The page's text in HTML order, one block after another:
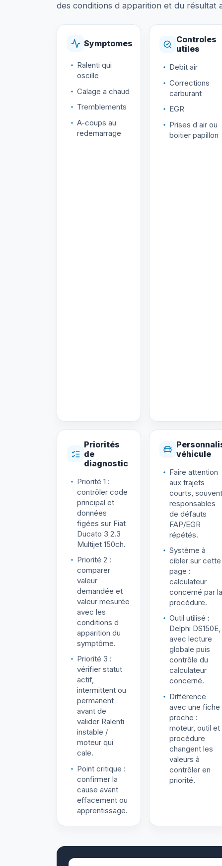
des conditions d apparition et du résultat
Symptomes
Ralenti qui
oscille
Calage a chaud
Tremblements
A-coups au
redemarrage
Controles
utiles
Debit air
Corrections
carburant
EGR
Prises d air ou
boitier papillon
Priorités
de
diagnostic
Priorité 1 :
contrôler code
principal et
données
figées sur Fiat
Ducato 3 2.3
Multijet 150ch.
Priorité 2 :
comparer
valeur
demandée et
valeur mesurée
avec les
conditions d
apparition du
symptôme.
Priorité 3 :
vérifier statut
actif,
intermittent ou
permanent
avant de
valider Ralenti
instable /
moteur qui
cale.
Point critique :
confirmer la
cause avant
effacement ou
apprentissage.
véhicule
Faire attention
aux trajets
courts, souvent
responsables
de défauts
FAP/EGR
répétés.
Système à
cibler sur cette
page :
calculateur
concerné par la
procédure.
Outil utilisé :
Delphi DS150E,
avec lecture
globale puis
contrôle du
calculateur
concerné.
Différence
avec une fiche
proche :
moteur, outil et
procédure
changent les
valeurs à
contrôler en
priorité.